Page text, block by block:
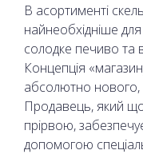
В асортименті
найнеобхідніше
солодке печиво та
Концепція
абсолютно нового,
Продавець, який
прірвою,
допомогою